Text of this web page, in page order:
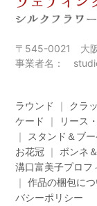
〒545-0021 大阪
事業者名：
ラウンド ｜ クラ
ケード
｜ リース
｜ スタンド＆ブ
お花冠 ｜ ボンネ
溝口富美子プロフ
｜作品の梱包につ
バシーポリシー